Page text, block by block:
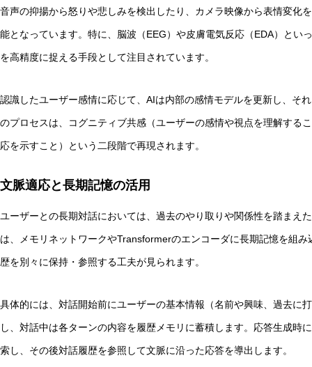
音声の抑揚から怒りや悲しみを検出したり、カメラ映像から表情変化
能となっています。特に、脳波（EEG）や皮膚電気反応（EDA）とい
を高精度に捉える手段として注目されています。
認識したユーザー感情に応じて、AIは内部の感情モデルを更新し、そ
のプロセスは、コグニティブ共感（ユーザーの感情や視点を理解する
応を示すこと）という二段階で再現されます。
文脈適応と長期記憶の活用
ユーザーとの長期対話においては、過去のやり取りや関係性を踏まえ
は、メモリネットワークやTransformerのエンコーダに長期記憶を組
歴を別々に保持・参照する工夫が見られます。
具体的には、対話開始前にユーザーの基本情報（名前や興味、過去に
し、対話中は各ターンの内容を履歴メモリに蓄積します。応答生成時
索し、その後対話履歴を参照して文脈に沿った応答を導出します。